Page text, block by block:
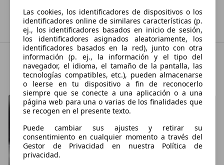
Mostrar todas las ofertas
Las mejores marcas de coches
Las cookies, los identificadores de dispositivos o los
identificadores online de similares características (p.
ej., los identificadores basados en inicio de sesión,
los identificadores asignados aleatoriamente, los
identificadores basados en la red), junto con otra
información (p. ej., la información y el tipo del
navegador, el idioma, el tamaño de la pantalla, las
tecnologías compatibles, etc.), pueden almacenarse
o leerse en tu dispositivo a fin de reconocerlo
siempre que se conecte a una aplicación o a una
página web para una o varias de los finalidades que
se recogen en el presente texto.
Puede cambiar sus ajustes y retirar su
consentimiento en cualquier momento a través del
Gestor de Privacidad en nuestra Política de
privacidad.